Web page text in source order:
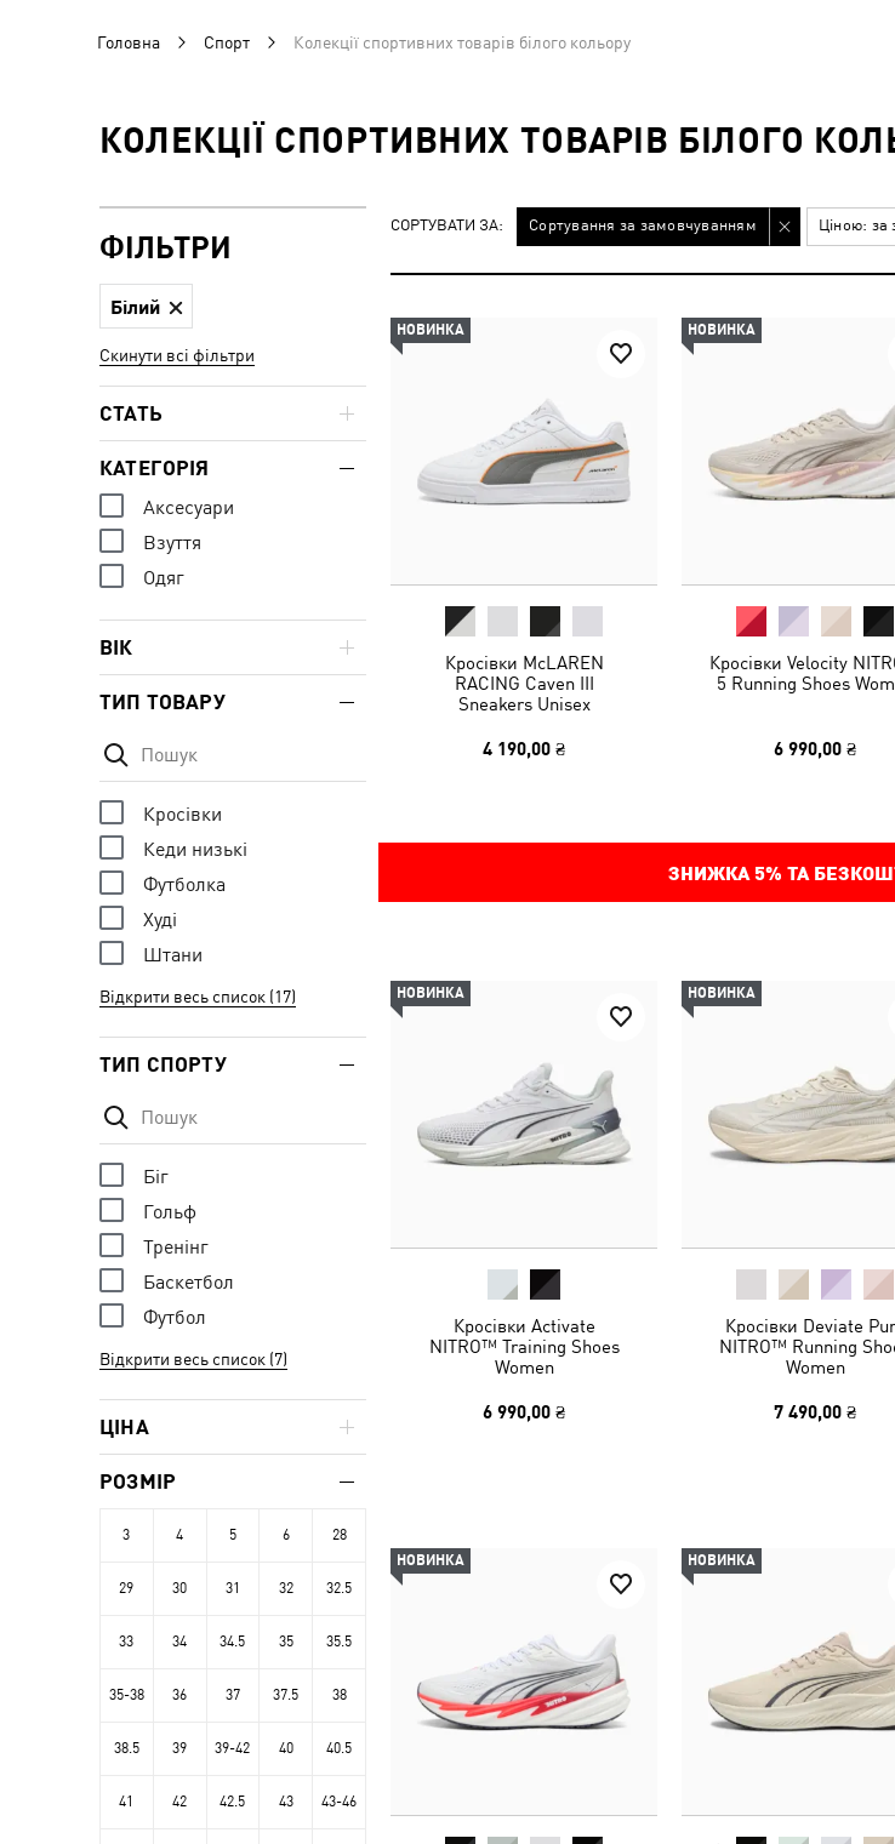
Головна Спорт Колекції спортивних товарів білого кольору
КОЛЕКЦІЇ СПОРТИВНИХ ТОВАРІВ БІЛОГО
СОРТУВАТИ ЗА: Сортування за замовчуванням Ціною: за
НОВИНКА
Кросівки McLAREN
RACING Caven III
Sneakers Unisex
4 190,00 ₴
НОВИНКА
Кросівки Velocity
5 Running Shoes
6 990,00 ₴
ЗНИЖКА 5% ТА
НОВИНКА
Кросівки Activate
NITRO™ Training Shoes
Women
6 990,00 ₴
НОВИНКА
Кросівки Deviate
NITRO™ Running
Women
7 490,00 ₴
НОВИНКА НОВИНКА
ФІЛЬТРИ
Білий
Скинути всі фільтри
СТАТЬ
КАТЕГОРІЯ
Аксесуари
Взуття
Одяг
ВІК
ТИП ТОВАРУ
Кросівки
Кеди низькі
Футболка
Худі
Штани
Відкрити весь список (17)
ТИП СПОРТУ
Біг
Гольф
Тренінг
Баскетбол
Футбол
Відкрити весь список (7)
ЦІНА
РОЗМІР
3 4 5 6 28
29 30 31 32 32.5
33 34 34.5 35 35.5
35-38 36 37 37.5 38
38.5 39 39-42 40 40.5
41 42 42.5 43 43-46